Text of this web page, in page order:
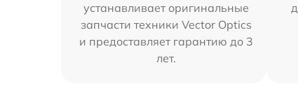
устанавливает оригинальные
запчасти техники Vector Optics
и предоставляет гарантию до 3
лет.